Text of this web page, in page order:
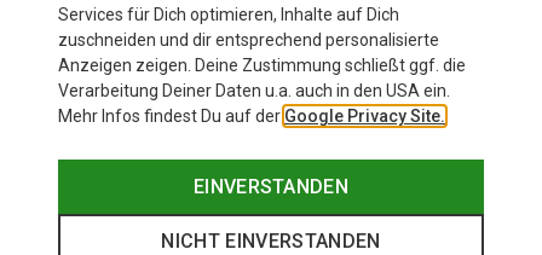
Services für Dich optimieren, Inhalte auf Dich
zuschneiden und dir entsprechend personalisierte
Anzeigen zeigen. Deine Zustimmung schließt ggf. die
Verarbeitung Deiner Daten u.a. auch in den USA ein.
Mehr Infos findest Du auf der Google Privacy Site.
EINVERSTANDEN
NICHT EINVERSTANDEN